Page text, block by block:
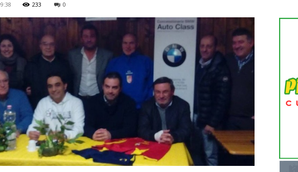
233 0